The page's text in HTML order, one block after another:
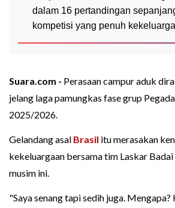
dalam 16 pertandingan
kompetisi yang penuh
Suara.com - Perasaan campur aduk
jelang laga pamungkas fase grup
2025/2026.
Gelandang asal Brasil itu merasakan
kekeluargaan bersama tim Laskar
musim ini.
"Saya senang tapi sedih juga.